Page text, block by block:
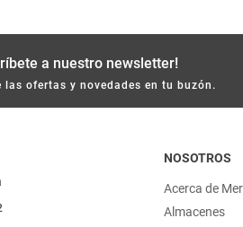
a nuestro newsletter!
las ofertas y novedades en tu buzón.
NOSOTROS
Acerca de
Almacenes